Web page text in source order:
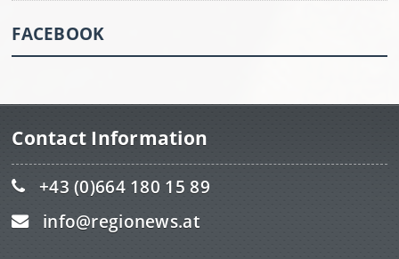
FACEBOOK
Contact Information
+43 (0)664 180 15 89
info@regionews.at